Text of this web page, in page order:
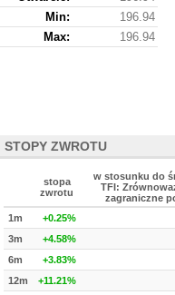
Min:
196.94
Max:
196.94
STOPY ZWROTU
stopa
zwrotu
w stosunku do
TFI:
zagraniczne
1m
+0.25%
3m
+4.58%
6m
+3.83%
12m
+11.21%